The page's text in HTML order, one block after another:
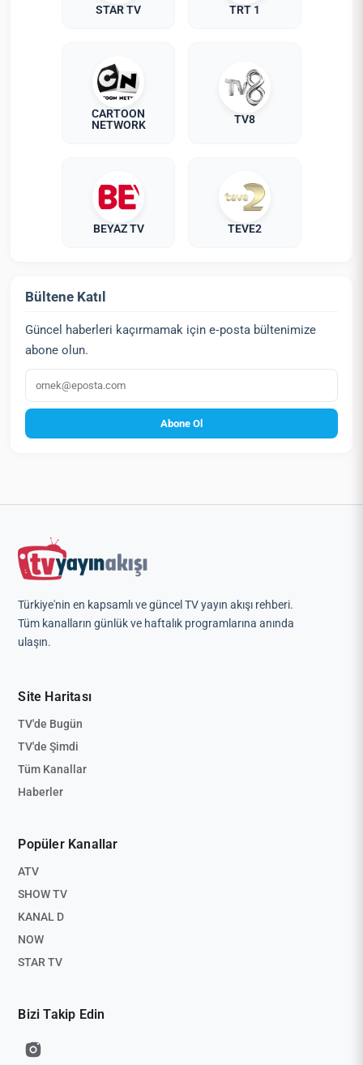
STAR TV TRT 1
CARTOON
NETWORK
TV8
BEYAZ TV TEVE2
Bültene Katıl
Güncel haberleri kaçırmamak için e‑posta bültenimize
abone olun.
E‑posta
Abone Ol
Türkiye'nin en kapsamlı ve güncel TV yayın akışı rehberi.
Tüm kanalların günlük ve haftalık programlarına anında
ulaşın.
Site Haritası
TV'de Bugün
TV'de Şimdi
Tüm Kanallar
Haberler
Popüler Kanallar
ATV
SHOW TV
KANAL D
NOW
STAR TV
Bizi Takip Edin